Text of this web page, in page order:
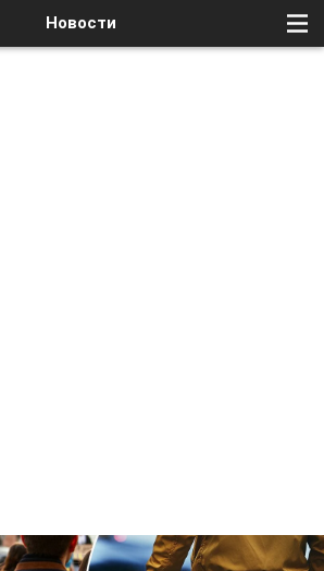
Новости